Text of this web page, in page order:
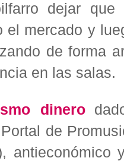
dejar que
el mercado y
de forma
en las salas.
dinero
de
antieconómico